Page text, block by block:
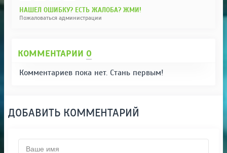
НАШЕЛ ОШИБКУ? ЕСТЬ ЖАЛОБА? ЖМИ!
Пожаловаться администрации
КОММЕНТАРИИ 0
Комментариев пока нет. Стань первым!
ДОБАВИТЬ КОММЕНТАРИЙ